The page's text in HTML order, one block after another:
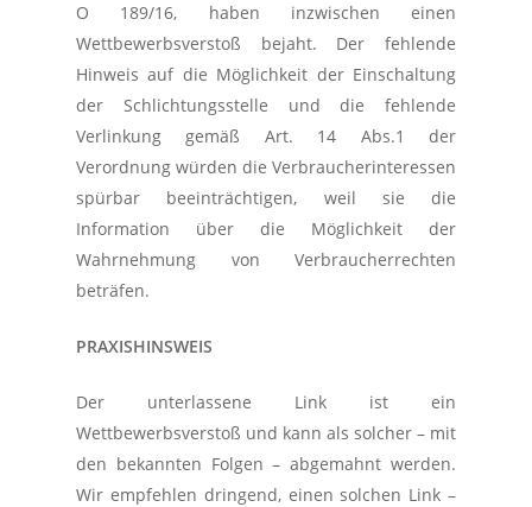
O 189/16, haben inzwischen einen
Wettbewerbsverstoß bejaht. Der fehlende
Hinweis auf die Möglichkeit der Einschaltung
der Schlichtungsstelle und die fehlende
Verlinkung gemäß Art. 14 Abs.1 der
Verordnung würden die Verbraucherinteressen
spürbar beeinträchtigen, weil sie die
Information über die Möglichkeit der
Wahrnehmung von Verbraucherrechten
beträfen.
PRAXISHINSWEIS
Der unterlassene Link ist ein
Wettbewerbsverstoß und kann als solcher – mit
den bekannten Folgen – abgemahnt werden.
Wir empfehlen dringend, einen solchen Link –